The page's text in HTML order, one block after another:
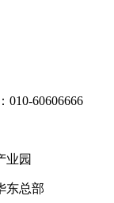
60606666
业园
东总部